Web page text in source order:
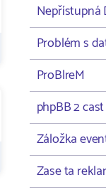
Nepřístupná
Problém s
ProBlreM
phpBB 2 cast
Záložka
Zase ta